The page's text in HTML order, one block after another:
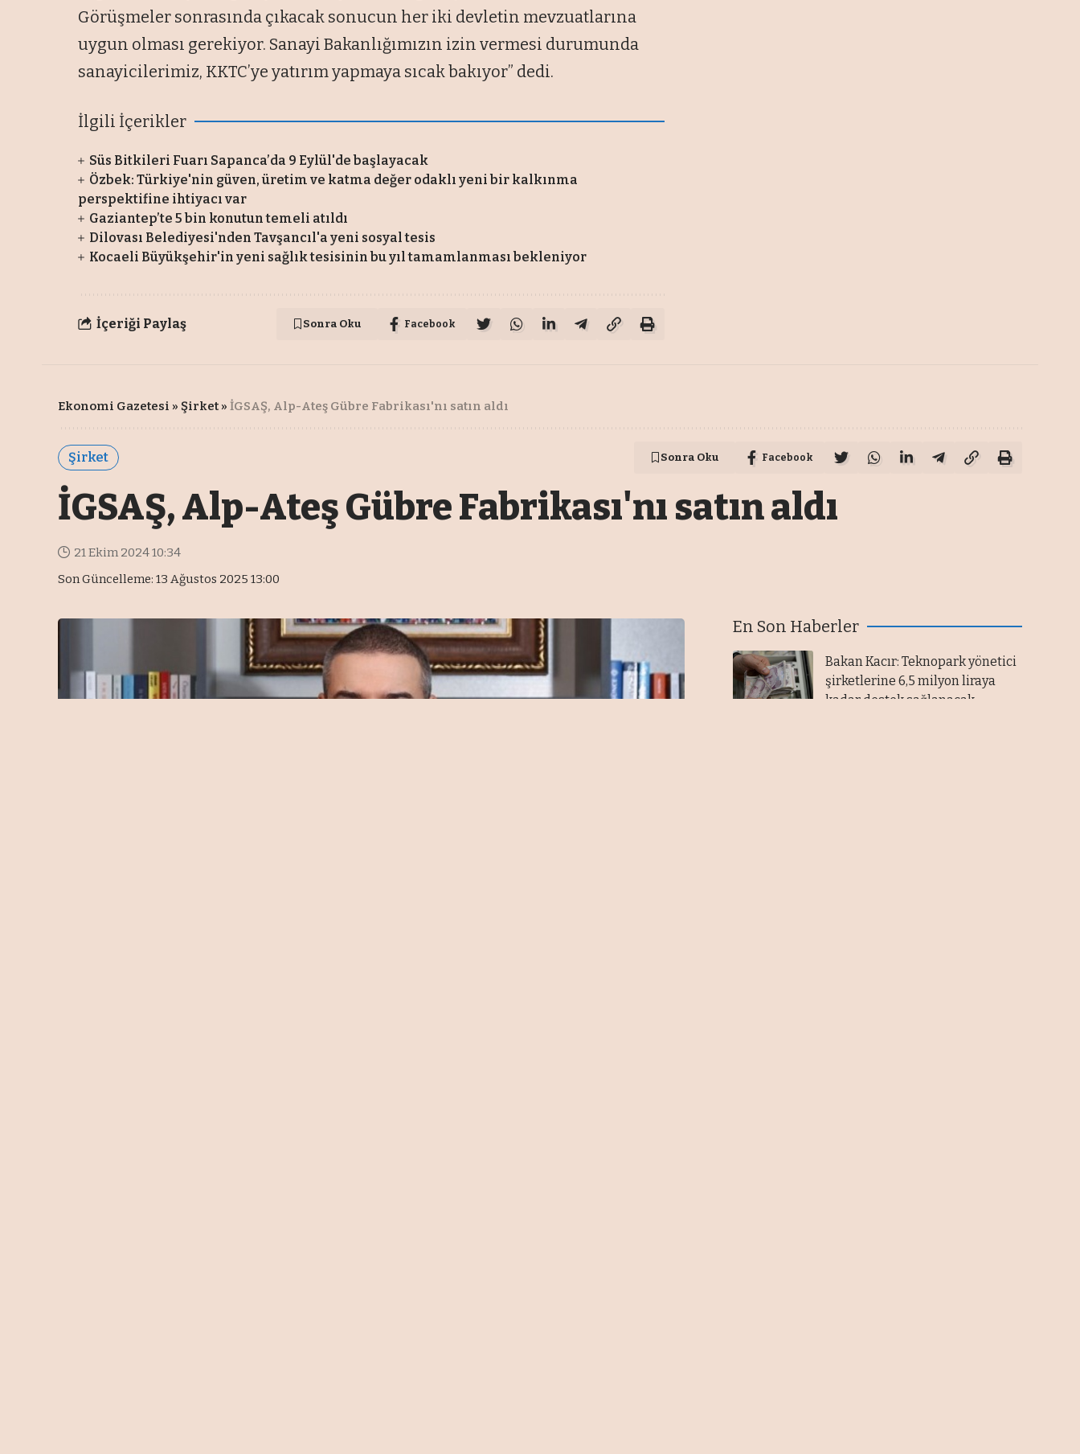
Görüşmeler sonrasında çıkacak sonucun her iki devletin mevzuatlarına
uygun olması gerekiyor. Sanayi Bakanlığımızın izin vermesi durumunda
sanayicilerimiz, KKTC’ye yatırım yapmaya sıcak bakıyor” dedi.
İlgili İçerikler
Süs Bitkileri Fuarı Sapanca’da 9 Eylül'de başlayacak
Özbek: Türkiye'nin güven, üretim ve katma değer odaklı yeni bir kalkınma
perspektifine ihtiyacı var
Gaziantep’te 5 bin konutun temeli atıldı
Dilovası Belediyesi'nden Tavşancıl'a yeni sosyal tesis
Kocaeli Büyükşehir'in yeni sağlık tesisinin bu yıl tamamlanması bekleniyor
İçeriği Paylaş Sonra Oku Facebook
Ekonomi Gazetesi » Şirket » İGSAŞ, Alp-Ateş Gübre Fabrikası'nı satın aldı
Şirket Sonra Oku Facebook
İGSAŞ, Alp-Ateş Gübre Fabrikası'nı satın aldı
Son Güncelleme: 13 Ağustos 2025 13:00
21 Ekim 2024 10:34
En Son Haberler
Bakan Kacır: Teknopark yönetici
şirketlerine 6,5 milyon liraya
kadar destek sağlanacak